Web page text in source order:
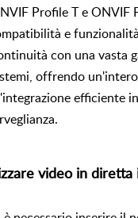
Profile T e ONVIF
e
con una vasta
offrendo
efficiente
video in